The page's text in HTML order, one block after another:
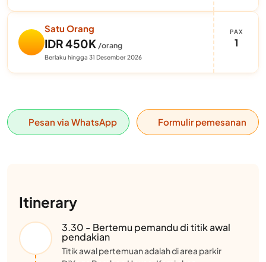
Satu Orang
IDR 450K /orang
Berlaku hingga 31 Desember 2026
PAX
1
Pesan via WhatsApp Formulir pemesanan
Itinerary
3.30 - Bertemu pemandu di titik awal
pendakian
Titik awal pertemuan adalah di area parkir